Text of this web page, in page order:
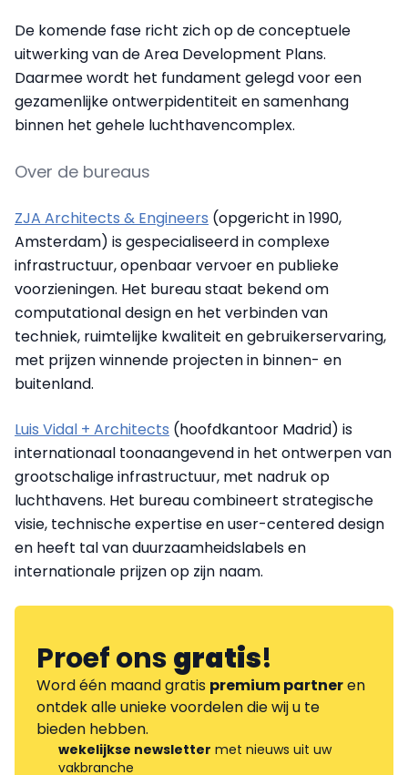
De komende fase richt zich op de conceptuele
uitwerking van de Area Development Plans.
Daarmee wordt het fundament gelegd voor een
gezamenlijke ontwerpidentiteit en samenhang
binnen het gehele luchthavencomplex.
Over de bureaus
ZJA Architects & Engineers (opgericht in 1990,
Amsterdam) is gespecialiseerd in complexe
infrastructuur, openbaar vervoer en publieke
voorzieningen. Het bureau staat bekend om
computational design en het verbinden van
techniek, ruimtelijke kwaliteit en gebruikerservaring,
met prijzen winnende projecten in binnen- en
buitenland.
Luis Vidal + Architects (hoofdkantoor Madrid) is
internationaal toonaangevend in het ontwerpen van
grootschalige infrastructuur, met nadruk op
luchthavens. Het bureau combineert strategische
visie, technische expertise en user-centered design
en heeft tal van duurzaamheidslabels en
internationale prijzen op zijn naam.
Proef onsgratis!
Word één maand gratis premium partneren
ontdek alle unieke voordelen die wij u te
bieden hebben.
wekelijkse newsletter met nieuws uit uw
vakbranche